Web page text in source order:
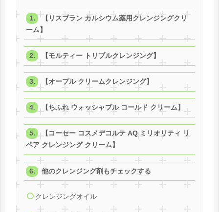
【リスブラン カルシウム薬用クレンジングクリ
ーム】
【モルティー トリプルクレンジング】
【オープル クリームクレンジング】
【ちふれ ウォッシャブル コールド クリーム】
【コーセー コスメデコルテ AQ ミリオリティ リ
ペア クレンジング クリーム】
他のクレンジング剤もチェックする
クレンジングオイル